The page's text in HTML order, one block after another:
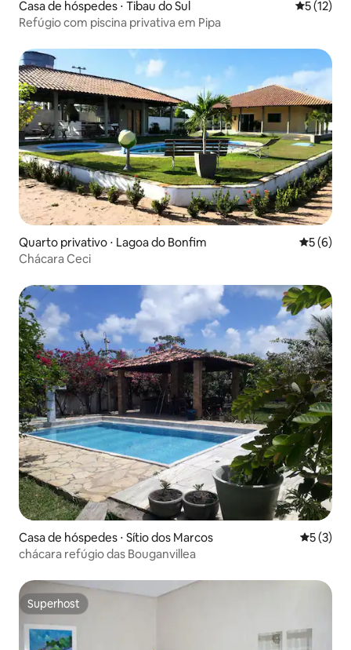
Casa de hóspedes ⋅ Tibau do Sul 5 de uma
5 (12)
Refúgio com piscina privativa em Pipa
Quarto privativo ⋅ Lagoa do Bonfim 5 de
5 (6)
Chácara Ceci
Casa de hóspedes ⋅ Sítio dos Marcos 5 de
5 (3)
chácara refúgio das Bouganvillea
Superhost
Superhost